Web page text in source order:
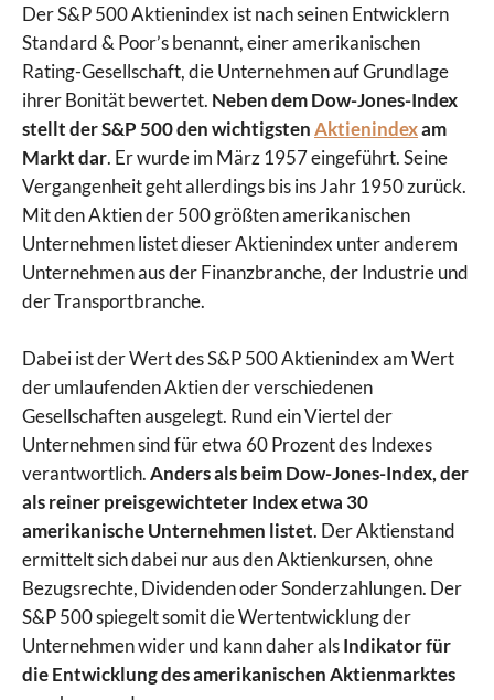
Der S&P 500 Aktienindex ist nach seinen Entwicklern
Standard & Poor’s benannt, einer amerikanischen
Rating-Gesellschaft, die Unternehmen auf Grundlage
ihrer Bonität bewertet. Neben dem Dow-Jones-Index
stellt der S&P 500 den wichtigstenAktienindexam
Markt dar. Er wurde im März 1957 eingeführt. Seine
Vergangenheit geht allerdings bis ins Jahr 1950 zurück.
Mit den Aktien der 500 größten amerikanischen
Unternehmen listet dieser Aktienindex unter anderem
Unternehmen aus der Finanzbranche, der Industrie und
der Transportbranche.
Dabei ist der Wert des S&P 500 Aktienindex am Wert
der umlaufenden Aktien der verschiedenen
Gesellschaften ausgelegt. Rund ein Viertel der
Unternehmen sind für etwa 60 Prozent des Indexes
verantwortlich.Anders als beim Dow-Jones-Index, der
als reiner preisgewichteter Index etwa 30
amerikanische Unternehmen listet. Der Aktienstand
ermittelt sich dabei nur aus den Aktienkursen, ohne
Bezugsrechte, Dividenden oder Sonderzahlungen. Der
S&P 500 spiegelt somit die Wertentwicklung der
Unternehmen wider und kann daher alsIndikator für
die Entwicklung des amerikanischen Aktienmarktes